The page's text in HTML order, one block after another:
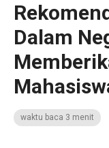
Dalam
waktu baca 3 menit